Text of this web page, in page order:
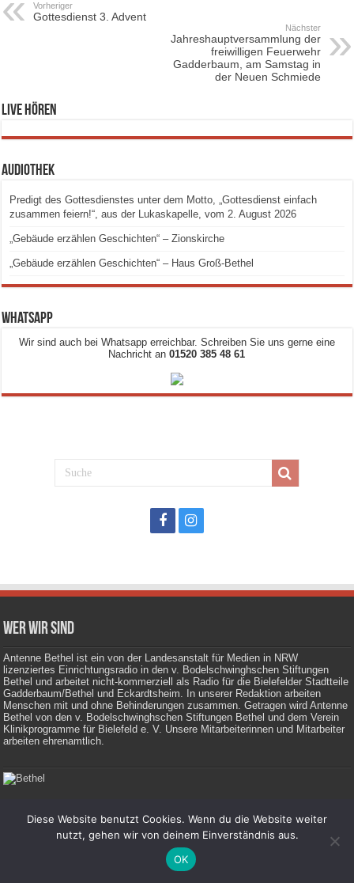
Vorheriger
Gottesdienst 3. Advent
Nächster
Jahreshauptversammlung der
freiwilligen Feuerwehr
Gadderbaum, am Samstag in
der Neuen Schmiede
Live hören
Audiothek
Predigt des Gottesdienstes unter dem Motto, „Gottesdienst einfach
zusammen feiern!“, aus der Lukaskapelle, vom 2. August 2026
„Gebäude erzählen Geschichten“ – Zionskirche
„Gebäude erzählen Geschichten“ – Haus Groß-Bethel
Whatsapp
Wir sind auch bei Whatsapp erreichbar. Schreiben Sie uns gerne eine
Nachricht an01520 385 48 61
Wer wir sind
Antenne Bethel ist ein von der Landesanstalt für Medien in NRW
lizenziertes Einrichtungsradio in den v. Bodelschwinghschen Stiftungen
Bethel und arbeitet nicht-kommerziell als Radio für die Bielefelder Stadtteile
Gadderbaum/Bethel und Eckardtsheim. In unserer Redaktion arbeiten
Menschen mit und ohne Behinderungen zusammen. Getragen wird Antenne
Bethel von den v. Bodelschwinghschen Stiftungen Bethel und dem Verein
Klinikprogramme für Bielefeld e. V. Unsere Mitarbeiterinnen und Mitarbeiter
arbeiten ehrenamtlich.
Impressum|Datenschutz
© Copyright 2026, Antenne Bethel
Diese Website benutzt Cookies. Wenn du die Website weiter
nutzt, gehen wir von deinem Einverständnis aus.
OK